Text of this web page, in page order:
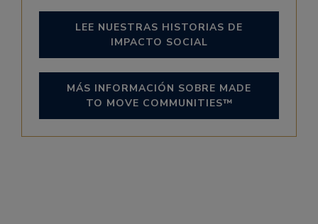
LEE NUESTRAS HISTORIAS DE
IMPACTO SOCIAL
MÁS INFORMACIÓN SOBRE MADE
TO MOVE COMMUNITIES™